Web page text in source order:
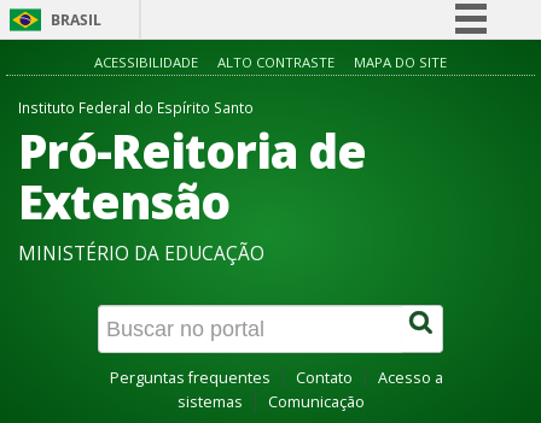
BRASIL
Simplifique!
Acesso à informação
ACESSIBILIDADE ALTO CONTRASTE MAPA DO SITE
Instituto Federal do Espírito Santo
Pró-Reitoria de
Extensão
MINISTÉRIO DA EDUCAÇÃO
Perguntas frequentes Contato
Acesso a
sistemas
Comunicação